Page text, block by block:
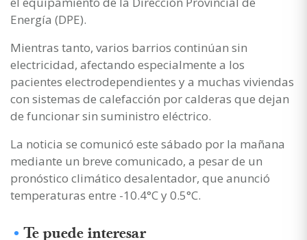
Energía (DPE).
Mientras tanto, varios barrios continúan sin
electricidad, afectando especialmente a los
pacientes electrodependientes y a muchas viviendas
con sistemas de calefacción por calderas que dejan
de funcionar sin suministro eléctrico.
La noticia se comunicó este sábado por la mañana
mediante un breve comunicado, a pesar de un
pronóstico climático desalentador, que anunció
temperaturas entre -10.4°C y 0.5°C.
Te puede interesar